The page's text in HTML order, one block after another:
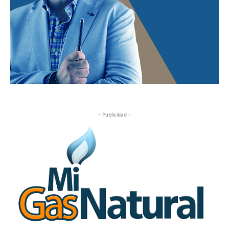
- Publicidad -